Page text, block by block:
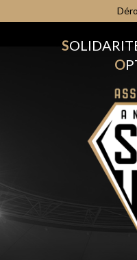
S
O